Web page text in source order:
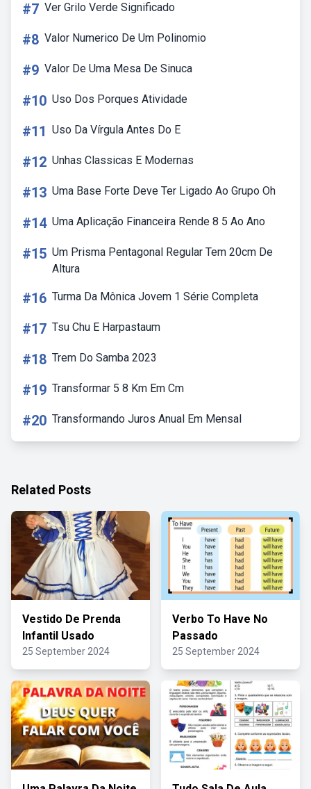
#7 Ver Grilo Verde Significado
#8 Valor Numerico De Um Polinomio
#9 Valor De Uma Mesa De Sinuca
#10 Uso Dos Porques Atividade
#11 Uso Da Vírgula Antes Do E
#12 Unhas Classicas E Modernas
#13 Uma Base Forte Deve Ter Ligado Ao Grupo Oh
#14 Uma Aplicação Financeira Rende 8 5 Ao Ano
#15 Um Prisma Pentagonal Regular Tem 20cm De
Altura
#16 Turma Da Mônica Jovem 1 Série Completa
#17 Tsu Chu E Harpastaum
#18 Trem Do Samba 2023
#19 Transformar 5 8 Km Em Cm
#20 Transformando Juros Anual Em Mensal
Related Posts
Vestido De Prenda
Infantil Usado
25 September 2024
Verbo To Have No
Passado
25 September 2024